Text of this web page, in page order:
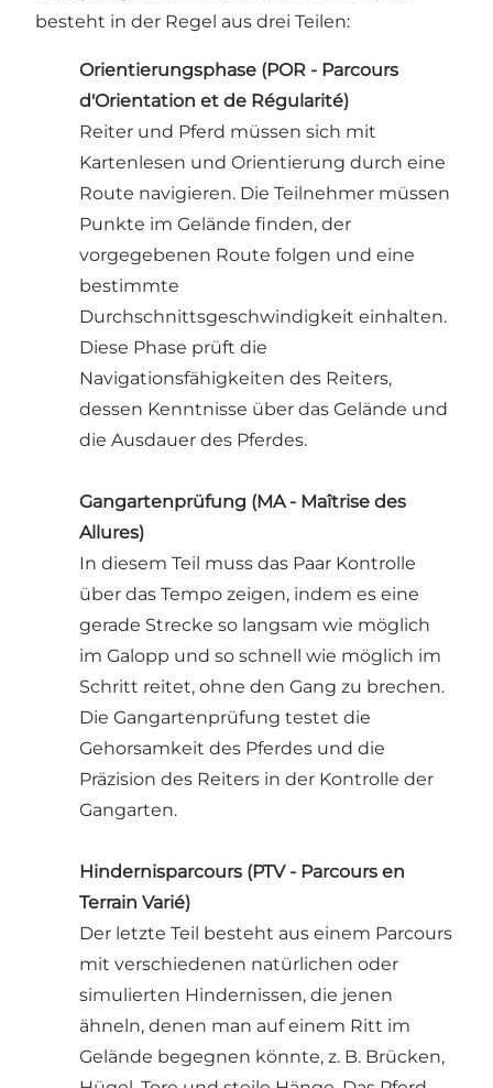
besteht in der Regel aus drei Teilen:
Orientierungsphase (POR - Parcours
d'Orientation et de Régularité)
Reiter und Pferd müssen sich mit
Kartenlesen und Orientierung durch eine
Route navigieren. Die Teilnehmer müssen
Punkte im Gelände finden, der
vorgegebenen Route folgen und eine
bestimmte
Durchschnittsgeschwindigkeit einhalten.
Diese Phase prüft die
Navigationsfähigkeiten des Reiters,
dessen Kenntnisse über das Gelände und
die Ausdauer des Pferdes.
Gangartenprüfung (MA - Maîtrise des
Allures)
In diesem Teil muss das Paar Kontrolle
über das Tempo zeigen, indem es eine
gerade Strecke so langsam wie möglich
im Galopp und so schnell wie möglich im
Schritt reitet, ohne den Gang zu brechen.
Die Gangartenprüfung testet die
Gehorsamkeit des Pferdes und die
Präzision des Reiters in der Kontrolle der
Gangarten.
Hindernisparcours (PTV - Parcours en
Terrain Varié)
Der letzte Teil besteht aus einem Parcours
mit verschiedenen natürlichen oder
simulierten Hindernissen, die jenen
ähneln, denen man auf einem Ritt im
Gelände begegnen könnte, z. B. Brücken,